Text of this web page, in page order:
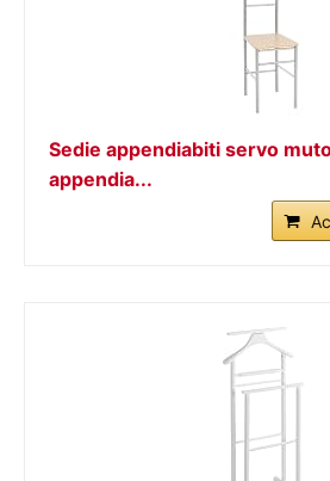
Sedie appendiabiti servo
appendia...